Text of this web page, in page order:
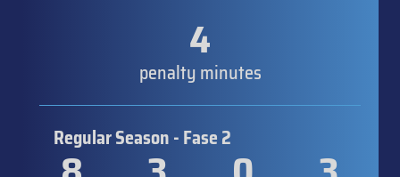
4
penalty minutes
Regular Season - Fase 2